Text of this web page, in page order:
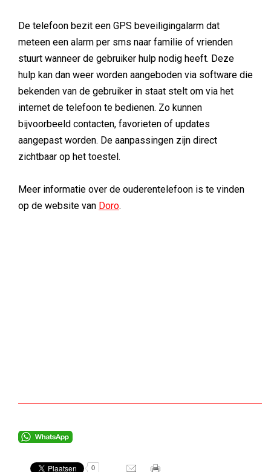
De telefoon bezit een GPS beveiligingalarm dat
meteen een alarm per sms naar familie of vrienden
stuurt wanneer de gebruiker hulp nodig heeft. Deze
hulp kan dan weer worden aangeboden via software die
bekenden van de gebruiker in staat stelt om via het
internet de telefoon te bedienen. Zo kunnen
bijvoorbeeld contacten, favorieten of updates
aangepast worden. De aanpassingen zijn direct
zichtbaar op het toestel.
Meer informatie over de ouderentelefoon is te vinden
op de website van Doro.
0